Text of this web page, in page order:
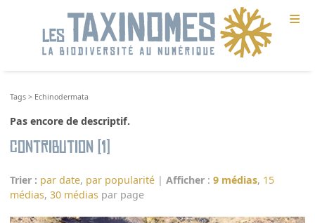
≡
Tags > Echinodermata
Pas encore de descriptif.
Contribution (1)
Trier : par date, par popularité |Afficher :9 médias, 15
médias,30 médias par page